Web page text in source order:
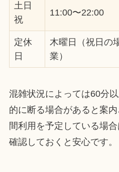
土日
祝
11:00〜22:00
定休
日
木曜日（祝日の
業）
混雑状況によっては60分
的に断る場合があると案
間利用を予定している場
確認しておくと安心です。